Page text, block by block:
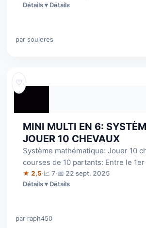
Détails
par souleres
♡
MINI MULTI EN 6:
JOUER 10 CHEVAUX
Système mathématique: Jouer 10
courses de 10 partants: Entre le
Septembre 2025: 18 courses
★ 2,5·📈 7·📅 22 sept. 2025
Détails
par raph450